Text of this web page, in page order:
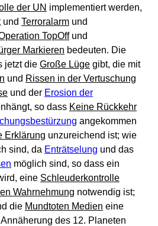
der UN implementiert werden,
und Terroralarm und
TopOffund
Markieren bedeuten. Die
jetzt die Große Lüge gibt, die mit
und Rissen in der Vertuschung
und der Erosion der
so dass Keine Rückkehr
angekommen
Erklärung unzureichend ist; wie
sind, da Enträtselung und das
möglich sind, so dass ein
eine Schleuderkontrolle
Wahrnehmung notwendig ist;
die Mundtoten Medien eine
des 12. Planeten